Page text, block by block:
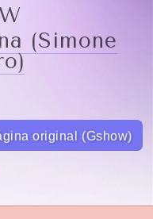
(Simone
original (Gshow)